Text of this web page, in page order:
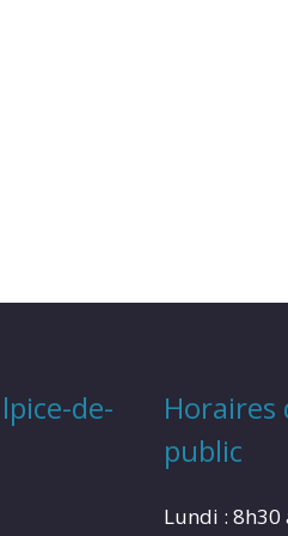
de-
Horaires
public
Lundi : 8h30